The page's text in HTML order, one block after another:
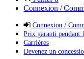
Connexion /
Connexion /
Prix garanti pendant
Carrières
Devenez un